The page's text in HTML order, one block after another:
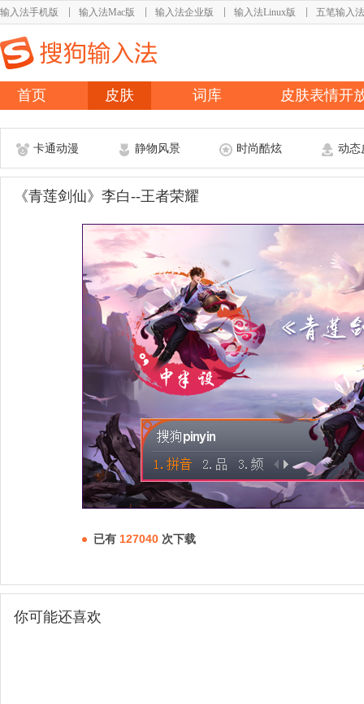
输入法手机版 输入法Mac版 输入法企业版 输入法Linux版 五笔输入法
首页 皮肤 词库 皮肤表情开
卡通动漫 静物风景 时尚酷炫 动态
《青莲剑仙》李白--王者荣耀
已有 127040 次下载
你可能还喜欢